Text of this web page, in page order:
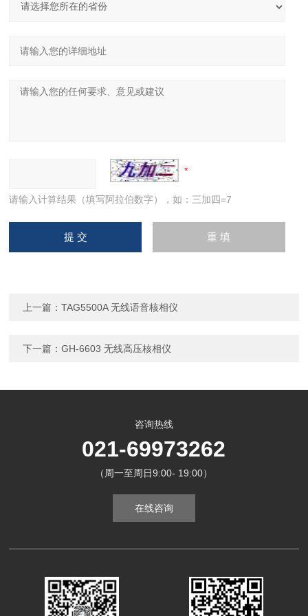
请输入计算结果（填写阿拉伯数字），如：三加四=7
上一篇：TAG5500A 无线语音核相仪
下一篇：GH-6603 无线高压核相仪
咨询热线
021-69973262
（周一至周日9:00- 19:00）
在线咨询